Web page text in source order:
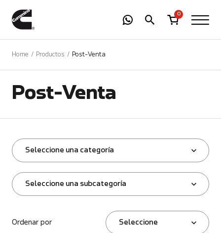
0
Home Productos Post-Venta
Post-Venta
Seleccione una categoría
Seleccione una subcategoría
Ordenar por Seleccione